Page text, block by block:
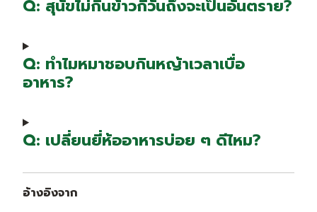
Q: สุนัขไม่กินข้าวกี่วันถึงจะเป็นอันตราย?
Q: ทำไมหมาชอบกินหญ้าเวลาเบื่อ
อาหาร?
Q: เปลี่ยนยี่ห้ออาหารบ่อย ๆ ดีไหม?
อ้างอิงจาก